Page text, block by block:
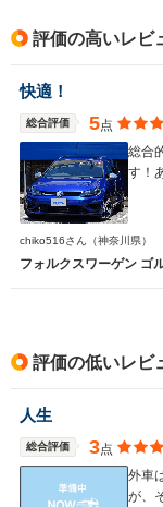
評価の高いレビ
快適！
総合評価 5点
総合
す！
chiko516さん （神奈川県）
フォルクスワーゲン ゴ
評価の低いレビ
人生
総合評価 3点
外車
が、